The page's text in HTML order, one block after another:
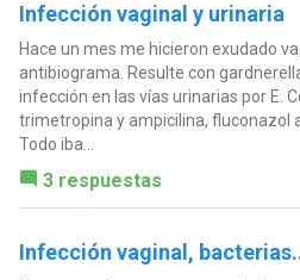
Infección vaginal y urinaria
Hace un mes me hicieron exudado
antibiograma. Resulte con
infección en las vías urinarias por E.
trimetropina y ampicilina, fluconazol
Todo iba...
3 respuestas
Infección vaginal,